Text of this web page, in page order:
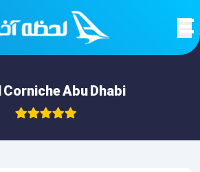
Abu Dhabi